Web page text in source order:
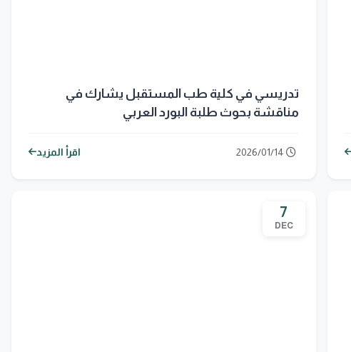
تدريسي في كلية طب المستقبل يشارك في
مناقشة بحوث طلبة البورد العربي
اقرأ المزيد
7
DEC